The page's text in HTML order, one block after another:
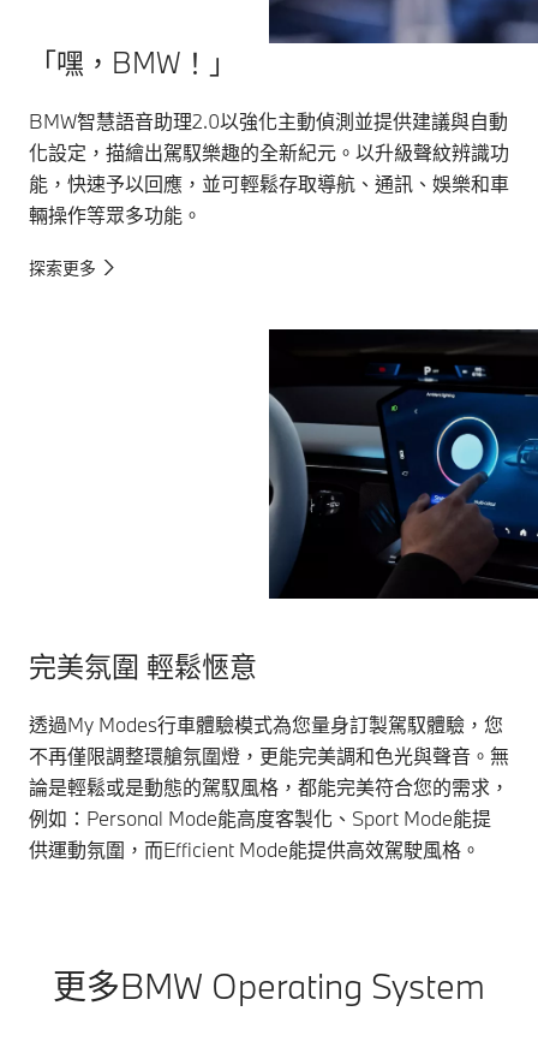
「嘿，BMW！」
BMW智慧語音助理2.0以強化主動偵測並提供建議與自動
化設定，描繪出駕馭樂趣的全新紀元。以升級聲紋辨識功
能，快速予以回應，並可輕鬆存取導航、通訊、娛樂和車
輛操作等眾多功能。
探索更多
完美氛圍 輕鬆愜意
透過My Modes行車體驗模式為您量身訂製駕馭體驗，您
不再僅限調整環艙氛圍燈，更能完美調和色光與聲音。無
論是輕鬆或是動態的駕馭風格，都能完美符合您的需求，
例如：Personal Mode能高度客製化、Sport Mode能提
供運動氛圍，而Efficient Mode能提供高效駕駛風格。
更多BMW Operating System